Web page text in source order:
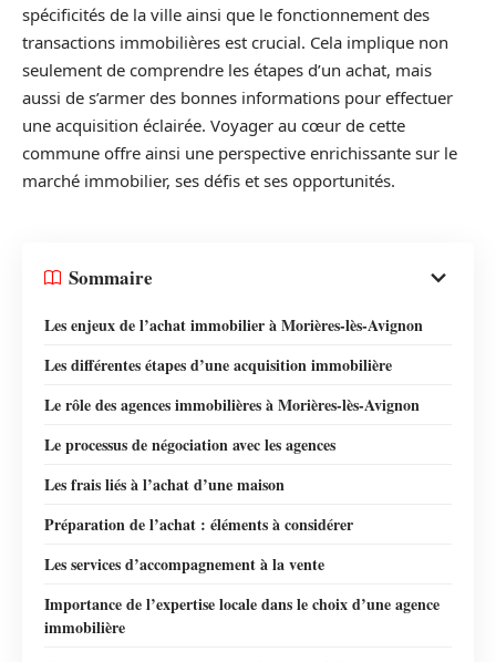
spécificités de la ville ainsi que le fonctionnement des
transactions immobilières est crucial. Cela implique non
seulement de comprendre les étapes d’un achat, mais
aussi de s’armer des bonnes informations pour effectuer
une acquisition éclairée. Voyager au cœur de cette
commune offre ainsi une perspective enrichissante sur le
marché immobilier, ses défis et ses opportunités.
Sommaire
Les enjeux de l’achat immobilier à Morières-lès-Avignon
Les différentes étapes d’une acquisition immobilière
Le rôle des agences immobilières à Morières-lès-Avignon
Le processus de négociation avec les agences
Les frais liés à l’achat d’une maison
Préparation de l’achat : éléments à considérer
Les services d’accompagnement à la vente
Importance de l’expertise locale dans le choix d’une agence
immobilière